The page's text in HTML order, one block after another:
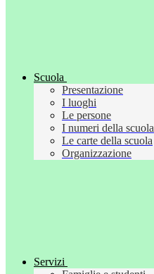
Scuola
Presentazione
I luoghi
Le persone
I numeri della scuola
Le carte della scuola
Organizzazione
Servizi